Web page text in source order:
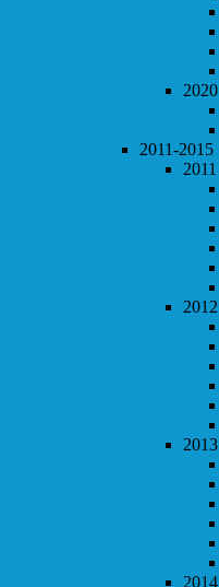
2020
2011-2015
2011
2012
2013
2014